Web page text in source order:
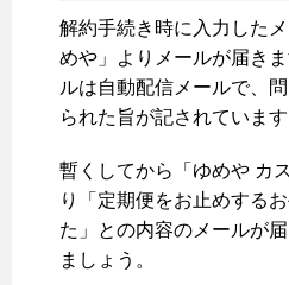
解約手続き時に入力した
めや」よりメールが届き
ルは自動配信メールで、
られた旨が記されています
暫くしてから「ゆめや カ
り「定期便をお止めする
た」との内容のメールが
ましょう。